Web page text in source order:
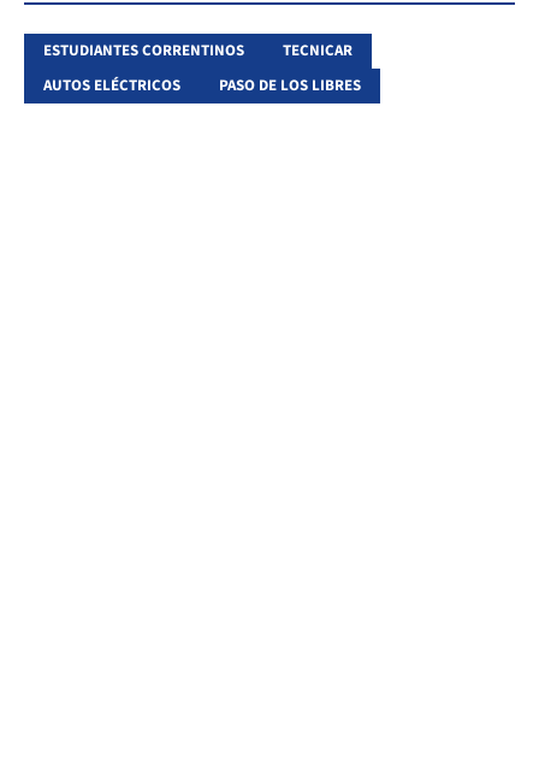
ESTUDIANTES CORRENTINOS
TECNICAR
AUTOS ELÉCTRICOS
PASO DE LOS LIBRES